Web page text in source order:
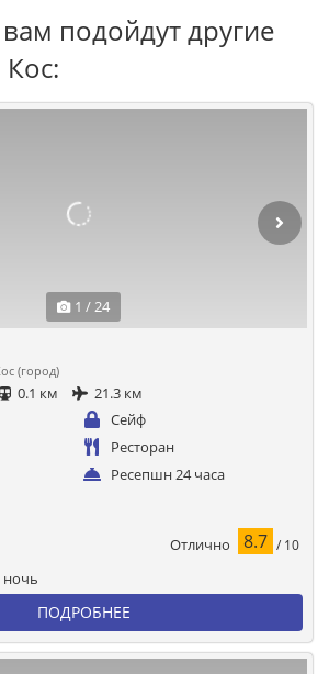
подойдут другие
1 / 24
(город)
0.1 км
21.3 км
Сейф
Ресторан
Ресепшн 24 часа
Отлично 8.7 / 10
ночь
ПОДРОБНЕЕ